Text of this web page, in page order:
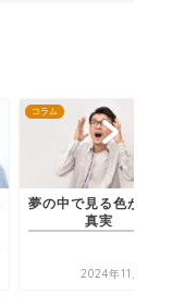
コラム
夢の中で見る色が示す
真実
2024年11月29日